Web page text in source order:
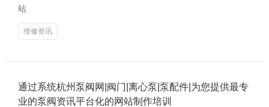
站
维修资讯
通过系统杭州泵阀网|阀门|离心泵|泵配件|为您提供最专
业的泵阀资讯平台化的网站制作培训